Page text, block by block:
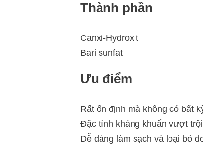
Thành phần
Canxi-Hydroxit
Bari sunfat
Ưu điểm
Rất ổn định mà không có bất
Đặc tính kháng khuẩn vượt trội
Dễ dàng làm sạch và loại bỏ